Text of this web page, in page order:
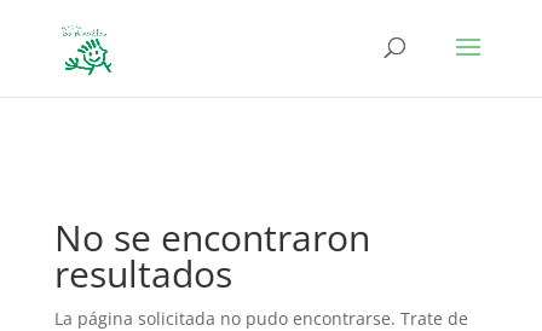
No se encontraron
resultados
La página solicitada no pudo encontrarse. Trate de